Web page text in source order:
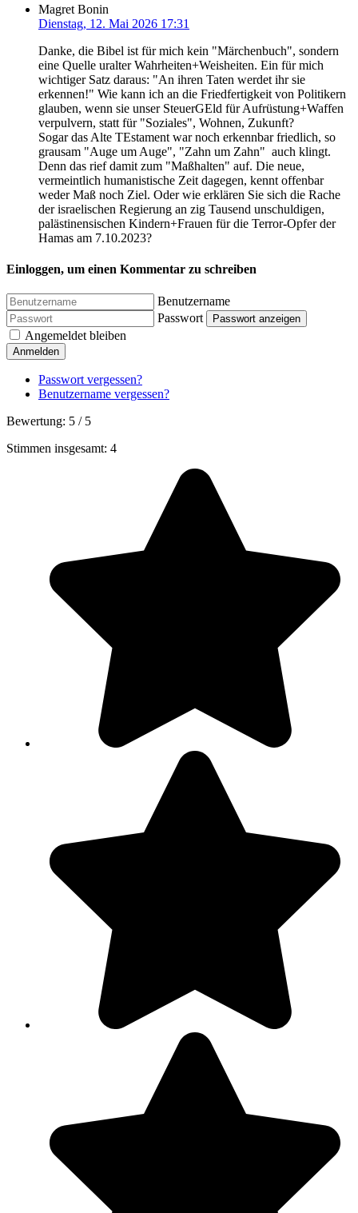
Magret Bonin
Dienstag, 12. Mai 2026 17:31
Danke, die Bibel ist für mich kein "Märchenbuch", sondern
eine Quelle uralter Wahrheiten+Weisheiten. Ein für mich
wichtiger Satz daraus: "An ihren Taten werdet ihr sie
erkennen!" Wie kann ich an die Friedfertigkeit von Politikern
glauben, wenn sie unser SteuerGEld für Aufrüstung+Waffen
verpulvern, statt für "Soziales", Wohnen, Zukunft?
Sogar das Alte TEstament war noch erkennbar friedlich, so
grausam "Auge um Auge", "Zahn um Zahn" auch klingt.
Denn das rief damit zum "Maßhalten" auf. Die neue,
vermeintlich humanistische Zeit dagegen, kennt offenbar
weder Maß noch Ziel. Oder wie erklären Sie sich die Rache
der israelischen Regierung an zig Tausend unschuldigen,
palästinensischen Kindern+Frauen für die Terror-Opfer der
Hamas am 7.10.2023?
Einloggen, um einen Kommentar zu schreiben
Benutzername
Passwort
Passwort anzeigen
Angemeldet bleiben
Anmelden
Passwort vergessen?
Benutzername vergessen?
Bewertung: 5 / 5
Stimmen insgesamt: 4